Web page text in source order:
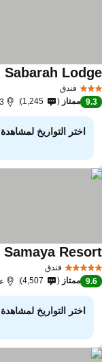
فندق
Sabarah
9.3 ممتاز 1,245 24.3 كم إلى
اختر التواريخ لمشاهدة
فندق
Samaya
9.6 ممتاز 4,507 على
اختر التواريخ لمشاهدة